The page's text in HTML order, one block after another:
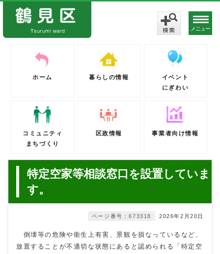
メニュー
ホーム 暮らしの情報
イベント
にぎわい
コミュニティ
まちづくり
区政情報 事業者向け情報
特定空家等相談窓口を設置していま
す。
2026年2月20日
ページ番号：673318
倒壊等の危険や衛生上有害、景観を損なっているなど、
放置することが不適切な状態にあると認められる「特定空